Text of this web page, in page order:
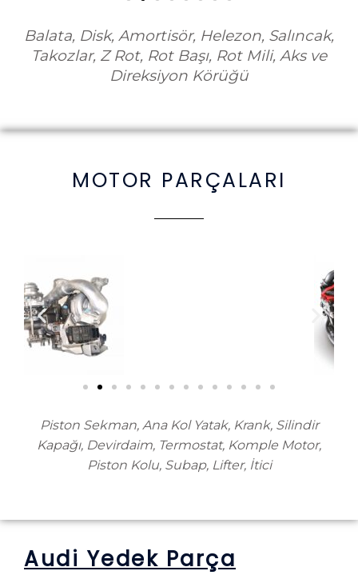
Balata, Disk, Amortisör, Helezon, Salıncak,
Takozlar, Z Rot, Rot Başı, Rot Mili, Aks ve
Direksiyon Körüğü
MOTOR PARÇALARI
Piston Sekman, Ana Kol Yatak, Krank, Silindir
Kapağı, Devirdaim, Termostat, Komple Motor,
Piston Kolu, Subap, Lifter, İtici
Audi Yedek Parça